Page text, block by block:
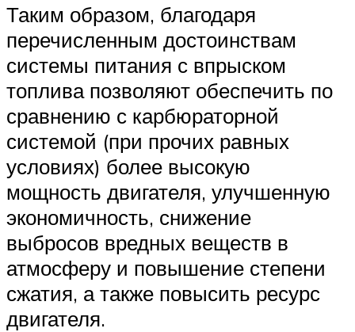
Таким образом, благодаря
перечисленным достоинствам
системы питания с впрыском
топлива позволяют обеспечить по
сравнению с карбюраторной
системой (при прочих равных
условиях) более высокую
мощность двигателя, улучшенную
экономичность, снижение
выбросов вредных веществ в
атмосферу и повышение степени
сжатия, а также повысить ресурс
двигателя.